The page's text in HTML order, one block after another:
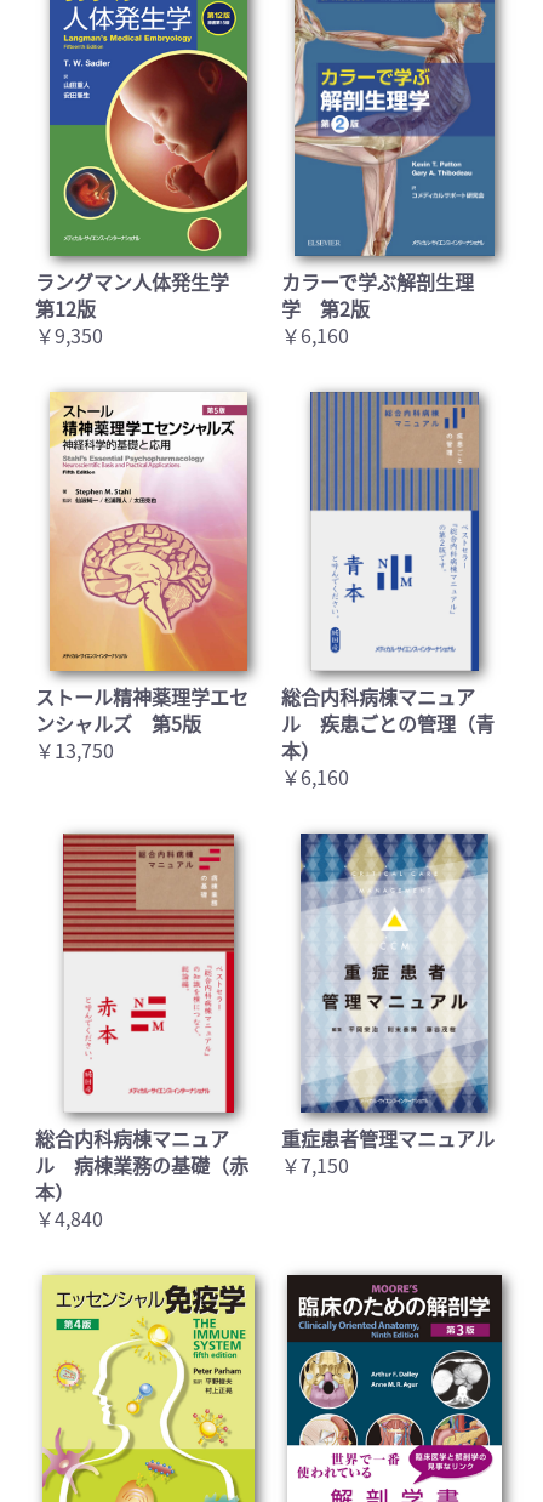
ラングマン人体発生学
第12版
￥9,350
カラーで学ぶ解剖生理
学 第2版
￥6,160
ストール精神薬理学エセ
ンシャルズ 第5版
￥13,750
総合内科病棟マニュア
ル 疾患ごとの管理（青
本）
￥6,160
総合内科病棟マニュア
ル 病棟業務の基礎（赤
本）
￥4,840
重症患者管理マニュアル
￥7,150